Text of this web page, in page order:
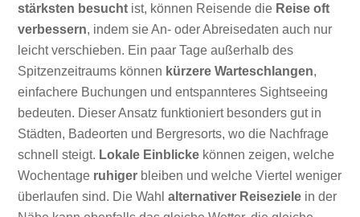
stärksten besucht ist, können Reisende die Reise oft
verbessern, indem sie An- oder Abreisedaten auch nur
leicht verschieben. Ein paar Tage außerhalb des
Spitzenzeitraums können kürzere Warteschlangen,
einfachere Buchungen und entspannteres Sightseeing
bedeuten. Dieser Ansatz funktioniert besonders gut in
Städten, Badeorten und Bergresorts, wo die Nachfrage
schnell steigt. Lokale Einblicke können zeigen, welche
Wochentage ruhiger bleiben und welche Viertel weniger
überlaufen sind. Die Wahlalternativer Reiseziele in der